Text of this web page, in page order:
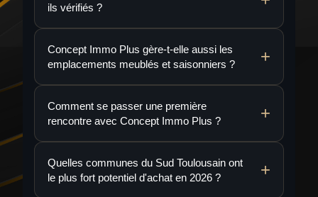
ils vérifiés ?
Concept Immo Plus gère-t-elle aussi les
emplacements meublés et saisonniers ?
Comment se passer une première
rencontre avec Concept Immo Plus ?
Quelles communes du Sud Toulousain ont
le plus fort potentiel d'achat en 2026 ?